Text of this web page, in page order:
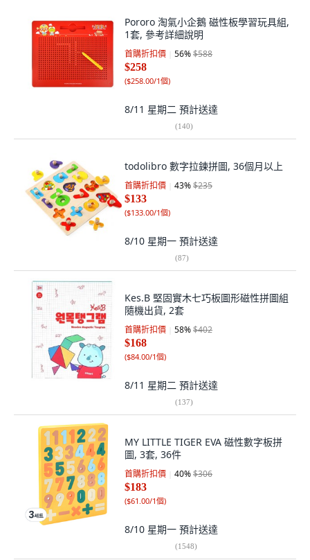
Pororo 淘氣小企鵝 磁性板學習玩具組,
1套, 參考詳細說明
首購折扣價 56%$588
$258
($258.00/1個)
8/11 星期二 預計送達
(140)
todolibro 數字拉鍊拼圖, 36個月以上
首購折扣價 43%$235
$133
($133.00/1個)
8/10 星期一 預計送達
(87)
Kes.B 堅固實木七巧板圖形磁性拼圖組
隨機出貨, 2套
首購折扣價 58%$402
$168
($84.00/1個)
8/11 星期二 預計送達
(137)
MY LITTLE TIGER EVA 磁性數字板拼
圖, 3套, 36件
首購折扣價 40%$306
$183
($61.00/1個)
8/10 星期一 預計送達
(1548)